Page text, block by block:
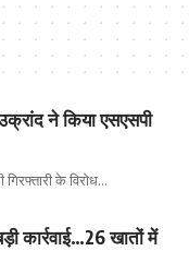
ने किया एसएसपी
के विरोध…
कार्रवाई…26 खातों में